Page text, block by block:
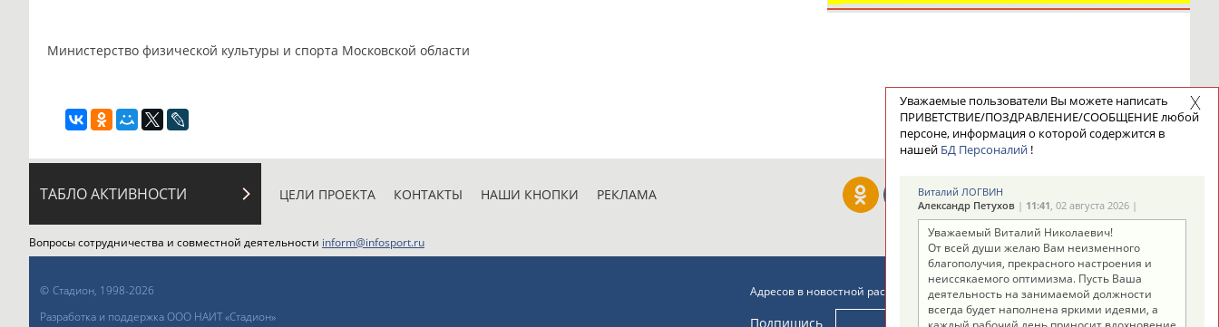
Министерство физической культуры и спорта Московской области
ТАБЛО АКТИВНОСТИ ЦЕЛИ ПРОЕКТА КОНТАКТЫ НАШИ КНОПКИ РЕКЛАМА
Вопросы сотрудничества и совместной деятельности inform@infosport.ru
© Стадион, 1998-2026
Разработка и поддержка ООО НАИТ «Стадион»
Адресов в новостной рассылке: 996
Подпишись
Уважаемые пользователи Вы можете написать
ПРИВЕТСТВИЕ/ПОЗДРАВЛЕНИЕ/СООБЩЕНИЕ любой
персоне, информация о которой содержится в
нашей БД Персоналий !
Виталий ЛОГВИН
Александр Петухов | 11:41, 02 августа 2026 |
Уважаемый Виталий Николаевич!
От всей души желаю Вам неизменного
благополучия, прекрасного настроения и
неиссякаемого оптимизма. Пусть Ваша
деятельность на занимаемой должности
всегда будет наполнена яркими идеями, а